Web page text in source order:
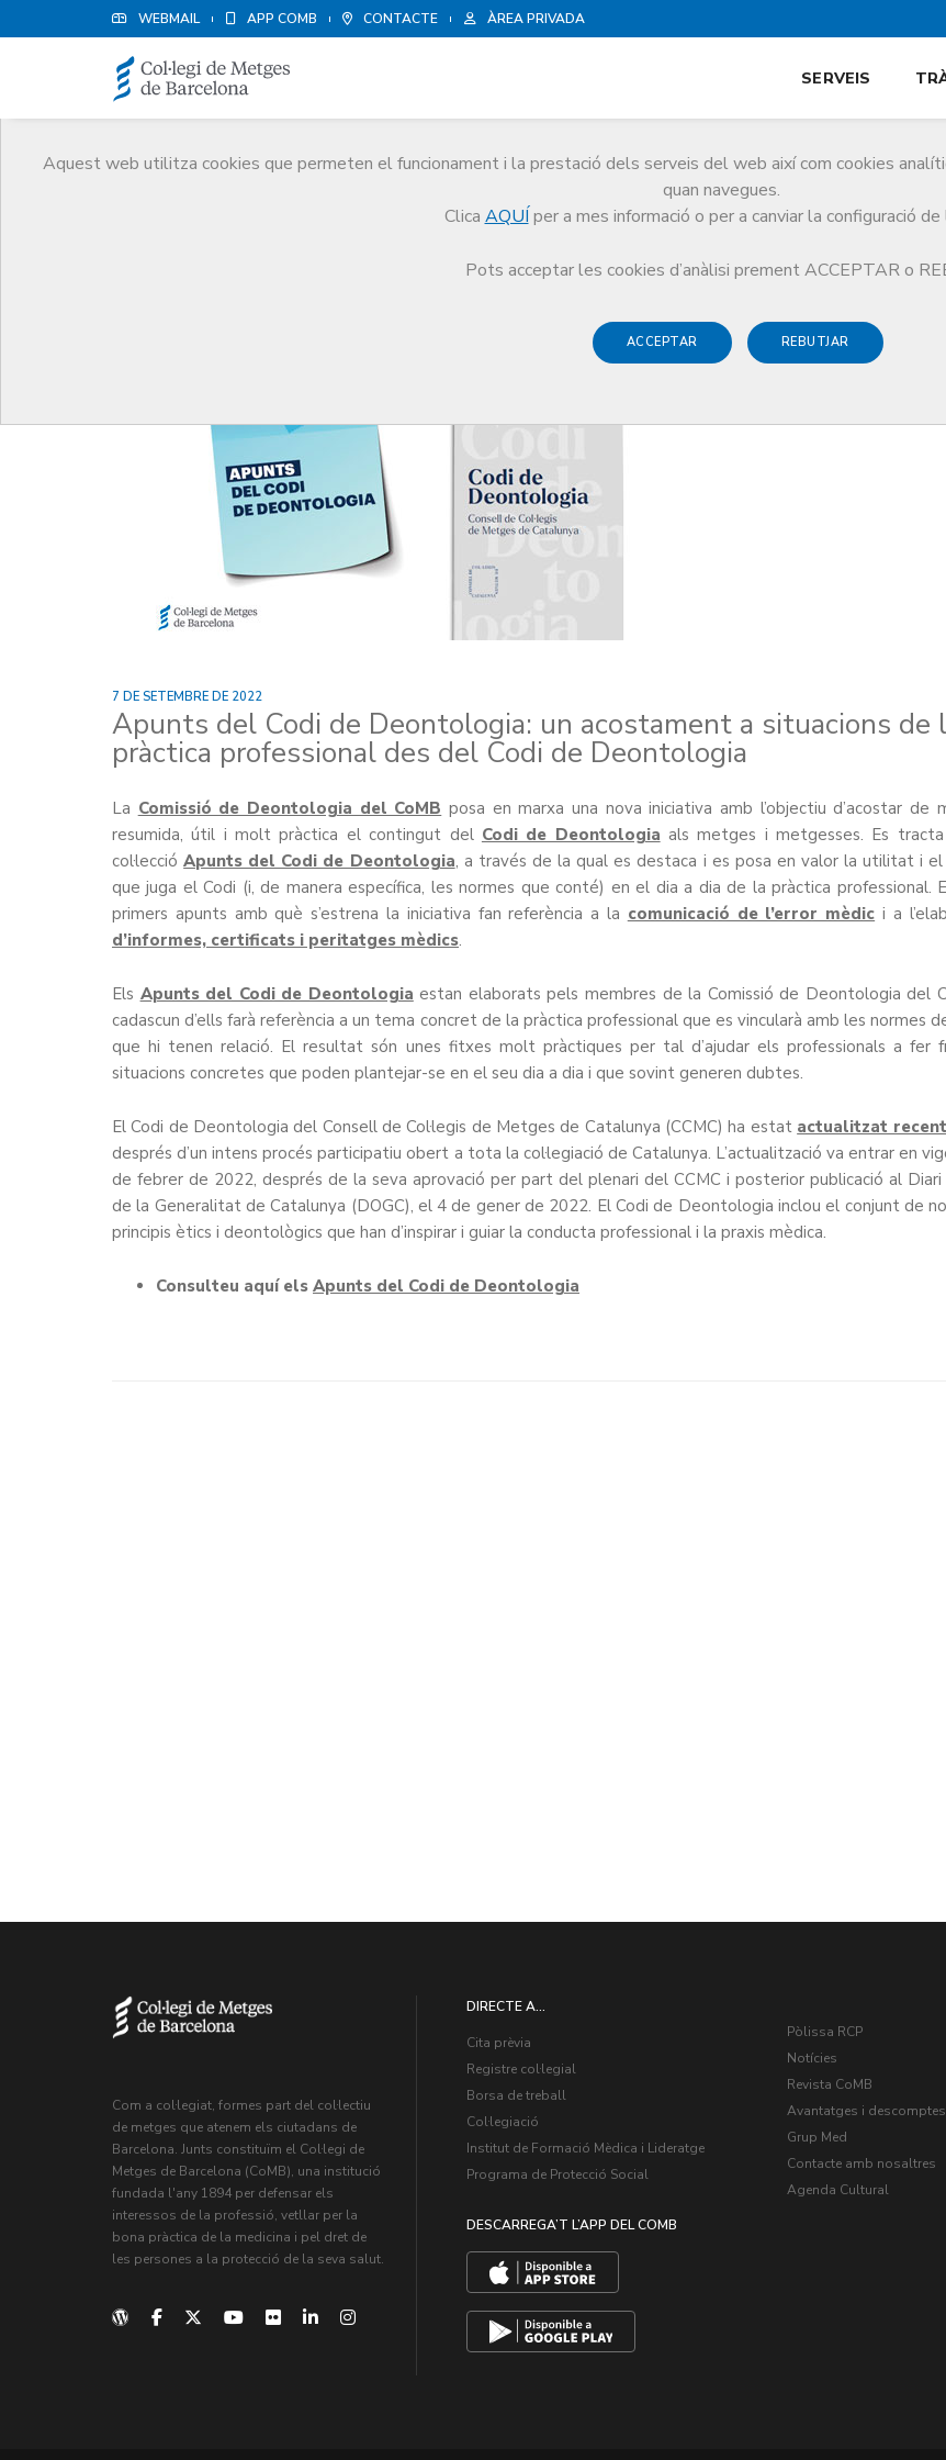
WEBMAIL APP COMB CONTACTE ÀREA PRIVADA
Aquest web utilitza cookies que permeten el funcionament i la prestació dels serveis del web així com cookies
quan navegues.
Clica AQUÍ per a mes informació o per a canviar la configuració
Pots acceptar les cookies d’anàlisi prement ACCEPTAR o
ACCEPTAR REBUTJAR
SERVEIS
Apunts del Codi de Deontologia: un acostament a situacions de la pràctica professional des
7 DE SETEMBRE DE 2022
Apunts del Codi de Deontologia: un acostament a situacions de
pràctica professional des del Codi de Deontologia
La Comissió de Deontologia del CoMB posa en marxa una nova iniciativa amb l’objectiu d’acostar de
resumida, útil i molt pràctica el contingut del Codi de Deontologia als metges i metgesses. Es
col·leccióApunts del Codi de Deontologia, a través de la qual es destaca i es posa en valor la utilitat i
que juga el Codi (i, de manera específica, les normes que conté) en el dia a dia de la pràctica professional.
primers apunts amb què s’estrena la iniciativa fan referència a la comunicació de l’error mèdic i a
d’informes, certificats i peritatges mèdics.
Els Apunts del Codi de Deontologia estan elaborats pels membres de la Comissió de Deontologia del
cadascun d’ells farà referència a un tema concret de la pràctica professional que es vincularà amb les normes
que hi tenen relació. El resultat són unes fitxes molt pràctiques per tal d’ajudar els professionals a fer
situacions concretes que poden plantejar-se en el seu dia a dia i que sovint generen dubtes.
El Codi de Deontologia del Consell de Col·legis de Metges de Catalunya (CCMC) ha estat actualitzat
després d’un intens procés participatiu obert a tota la col·legiació de Catalunya. L’actualització va entrar en
de febrer de 2022, després de la seva aprovació per part del plenari del CCMC i posterior publicació al Diari
de la Generalitat de Catalunya (DOGC), el 4 de gener de 2022. El Codi de Deontologia inclou el conjunt de
principis ètics i deontològics que han d’inspirar i guiar la conducta professional i la praxis mèdica.
Consulteu aquí els Apunts del Codi de Deontologia
Com a col·legiat, formes part del col·lectiu
de metges que atenem els ciutadans de
Barcelona. Junts constituïm el Col·legi de
Metges de Barcelona (CoMB), una institució
fundada l'any 1894 per defensar els
interessos de la professió, vetllar per la
bona pràctica de la medicina i pel dret de
les persones a la protecció de la seva salut.
DIRECTE A...
Cita prèvia
Registre col·legial
Borsa de treball
Col·legiació
Institut de Formació Mèdica i Lideratge
Programa de Protecció Social
DESCARREGA’T L’APP DEL COMB
Pòlissa RCP
Notícies
Revista CoMB
Avantatges i descomptes
Grup Med
Contacte amb nosaltres
Agenda Cultural